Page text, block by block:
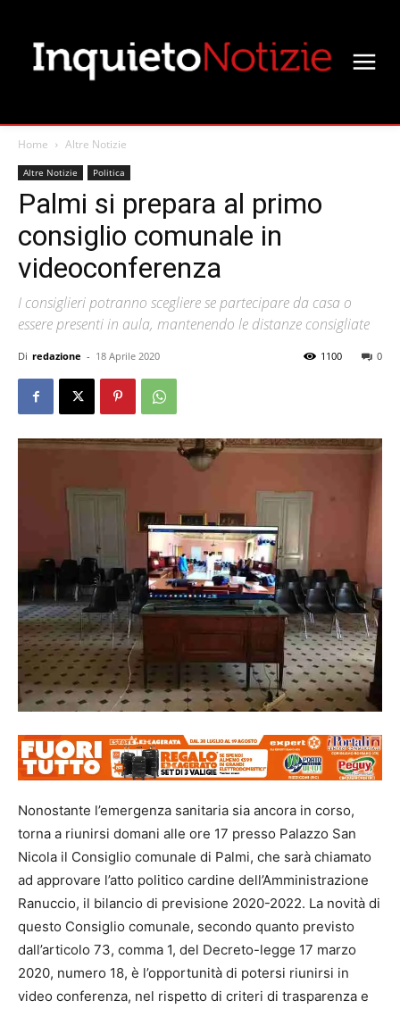
Home Altre Notizie
Altre Notizie Politica
Palmi si prepara al primo
consiglio comunale in
videoconferenza
I consiglieri potranno scegliere se partecipare da casa o
essere presenti in aula, mantenendo le distanze consigliate
Di redazione - 18 Aprile 2020 0
1100
Nonostante l’emergenza sanitaria sia ancora in corso,
torna a riunirsi domani alle ore 17 presso Palazzo San
Nicola il Consiglio comunale di Palmi, che sarà chiamato
ad approvare l’atto politico cardine dell’Amministrazione
Ranuccio, il bilancio di previsione 2020-2022. La novità di
questo Consiglio comunale, secondo quanto previsto
dall’articolo 73, comma 1, del Decreto-legge 17 marzo
2020, numero 18, è l’opportunità di potersi riunirsi in
video conferenza, nel rispetto di criteri di trasparenza e